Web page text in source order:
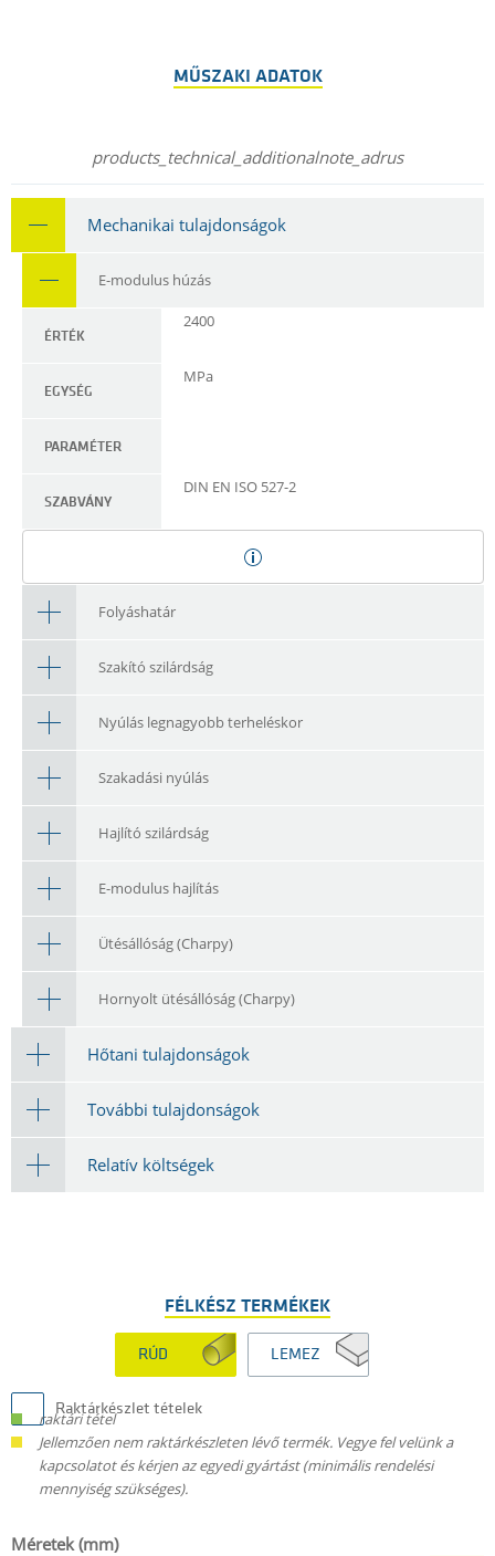
MŰSZAKI ADATOK
products_technical_additionalnote_adrus
Mechanikai tulajdonságok
E-modulus húzás
ÉRTÉK
2400
EGYSÉG
MPa
PARAMÉTER
SZABVÁNY
DIN EN ISO 527-2
Folyáshatár
Szakító szilárdság
Nyúlás legnagyobb terheléskor
Szakadási nyúlás
Hajlító szilárdság
E-modulus hajlítás
Ütésállóság (Charpy)
Hornyolt ütésállóság (Charpy)
Hőtani tulajdonságok
További tulajdonságok
Relatív költségek
FÉLKÉSZ TERMÉKEK
RÚD LEMEZ
Raktárkészlet tételek
raktári tétel
Jellemzően nem raktárkészleten lévő termék. Vegye fel velünk a
kapcsolatot és kérjen az egyedi gyártást (minimális rendelési
mennyiség szükséges).
Méretek (mm)